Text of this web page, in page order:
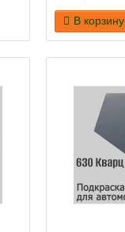
В корзину